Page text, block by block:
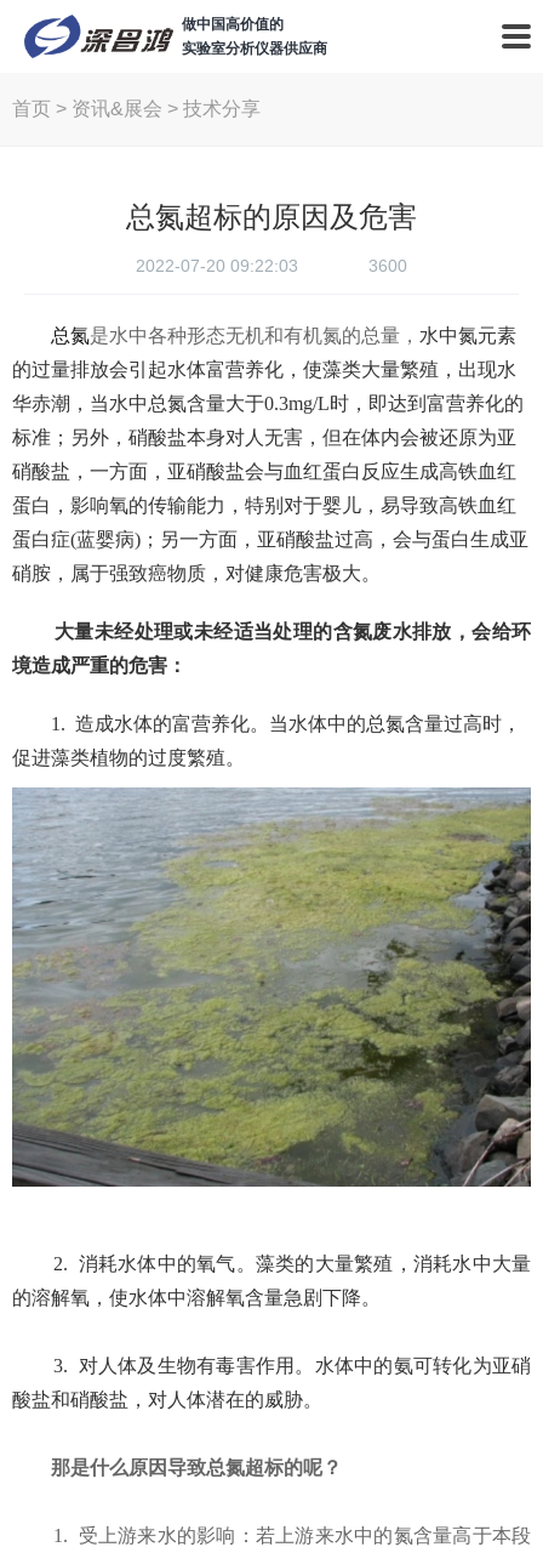
做中国高价值的
实验室分析仪器供应商
首页 > 资讯&展会 > 技术分享
总氮超标的原因及危害
2022-07-20 09:22:03 3600
总氮是水中各种形态无机和有机氮的总量， 水中氮元素
的过量排放会引起水体富营养化，使藻类大量繁殖，出现水
华赤潮，当水中总氮含量大于0.3mg/L时，即达到富营养化的
标准 ； 另外，硝酸盐本身对人无害，但在体内会被还原为亚
硝酸盐，一方面，亚硝酸盐会与血红蛋白反应生成高铁血红
蛋白，影响氧的传输能力，特别对于婴儿，易导致高铁血红
蛋白症(蓝婴病) ； 另一方面，亚硝酸盐过高，会与蛋白生成亚
硝胺，属于强致癌物质，对健康危害极大。
大量未经处理或未经适当处理的含氮废水排放，会给环
境造成严重的危害：
1. 造成水体的富营养化。当水体中的总氮含量过高时，
促进藻类植物的过度繁殖。
2. 消耗水体中的氧气。藻类的大量繁殖，消耗水中大量
的溶解氧，使水体中溶解氧含量急剧下降。
3. 对人体及生物有毒害作用。水体中的氨可转化为亚硝
酸盐和硝酸盐，对人体潜在的威胁。
那是什么原因导致总氮超标的呢？
1. 受上游来水的影响：若上游来水中的氮含量高于本段